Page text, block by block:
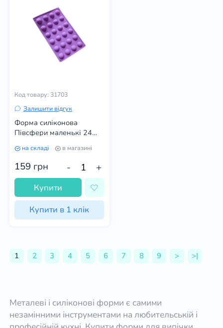
Код товару: 31703
Залишити відгук
Форма силіконова
Півсфери маленькі 24
на складі в магазині
159 грн - +
Купити
Купити в 1 клік
1 2 3 4 5 6 7 8 9 > >|
Металеві і силіконові форми є самими
незамінними інструментами на любительській і